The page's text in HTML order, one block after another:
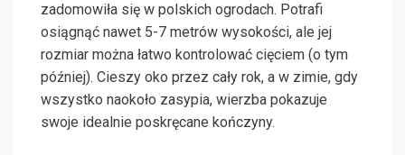
zadomowiła się w polskich ogrodach. Potrafi
osiągnąć nawet 5-7 metrów wysokości, ale jej
rozmiar można łatwo kontrolować cięciem (o tym
później). Cieszy oko przez cały rok, a w zimie, gdy
wszystko naokoło zasypia, wierzba pokazuje
swoje idealnie poskręcane kończyny.